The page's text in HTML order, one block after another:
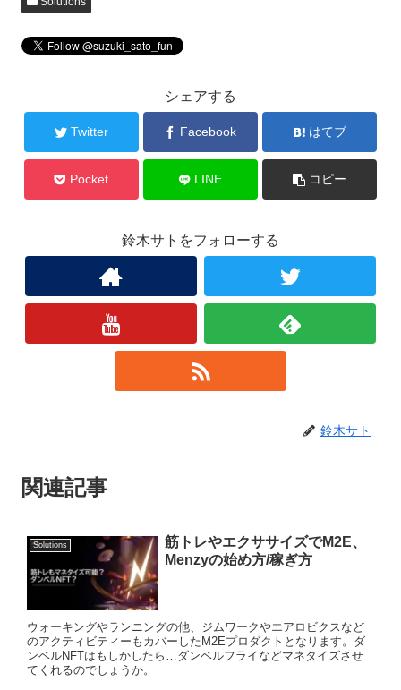
シェアする
Twitter Facebook はてブ
Pocket LINE コピー
鈴木サトをフォローする
鈴木サト
関連記事
Solutions
筋トレやエクササイズでM2E、
Menzyの始め方/稼ぎ方
ウォーキングやランニングの他、ジムワークやエアロビクスなど
のアクティビティーもカバーしたM2Eプロダクトとなります。ダ
ンベルNFTはもしかしたら…ダンベルフライなどマネタイズさせ
てくれるのでしょうか。